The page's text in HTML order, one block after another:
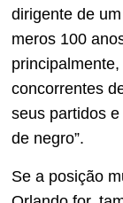
dirigente de
meros 100
concorrentes
seus partidos
de negro”.
Se a posição